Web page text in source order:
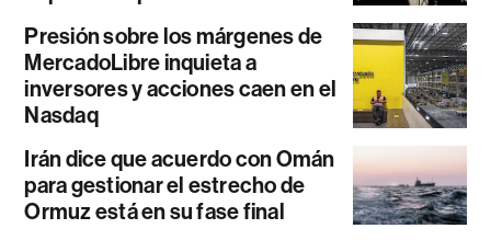
Presión sobre los márgenes de
MercadoLibre inquieta a
inversores y acciones caen en el
Nasdaq
Irán dice que acuerdo con Omán
para gestionar el estrecho de
Ormuz está en su fase final